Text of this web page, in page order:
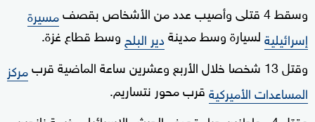
وسقط 4 قتلى وأصيب عدد من الأشخاص بقصف
مسيرة
إسرائيليةلسيارة وسط مدينةدير البلح وسط قطاع غزة.
وقتل 13 شخصا خلال الأربع وعشرين ساعة الماضية قرب
مركز
المساعدات الأميركيةقرب محور نتساريم.